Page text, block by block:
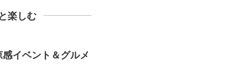
楽しむ
イベント＆グルメ